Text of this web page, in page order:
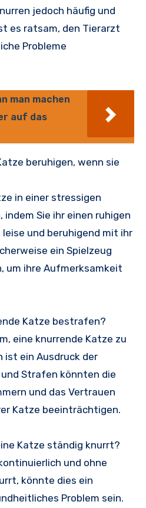
jedoch häufig und
es ratsam, den Tierarzt
Probleme
man machen
auf das
beruhigen, wenn sie
in einer stressigen
Sie ihr einen ruhigen
und beruhigend mit ihr
ein Spielzeug
um ihre Aufmerksamkeit
Katze bestrafen?
eine knurrende Katze zu
ist ein Ausdruck der
Strafen könnten die
und das Vertrauen
Katze beeinträchtigen.
Katze ständig knurrt?
und ohne
könnte dies ein
Problem sein.